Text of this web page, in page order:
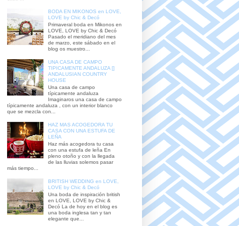
BODA EN MIKONOS en LOVE,
LOVE by Chic & Decó
Primaveral boda en Mikonos en
LOVE, LOVE by Chic & Decó
Pasado el meridiano del mes
de marzo, este sábado en el
blog os muestro...
UNA CASA DE CAMPO
TIPICAMENTE ANDALUZA []
ANDALUSIAN COUNTRY
HOUSE
Una casa de campo
típicamente andaluza
Imaginaros una casa de campo
típicamente andaluza , con un interior blanco
que se mezcla con...
HAZ MAS ACOGEDORA TU
CASA CON UNA ESTUFA DE
LEÑA
Haz más acogedora tu casa
con una estufa de leña En
pleno otoño y con la llegada
de las lluvias solemos pasar
más tiempo...
BRITISH WEDDING en LOVE,
LOVE by Chic & Decó
Una boda de inspiración british
en LOVE, LOVE by Chic &
Decó La de hoy en el blog es
una boda inglesa tan y tan
elegante que...